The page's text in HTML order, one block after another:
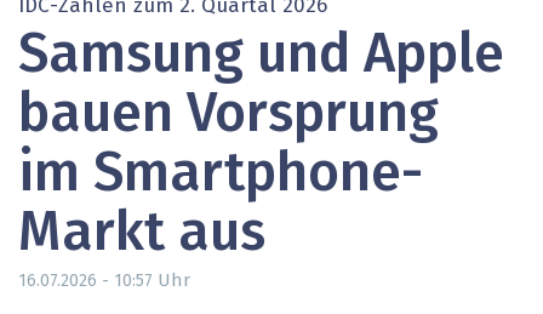
IDC-Zahlen zum 2. Quartal 2026
Samsung und Apple
bauen Vorsprung
im Smartphone-
Markt aus
16.07.2026 - 10:57 Uhr